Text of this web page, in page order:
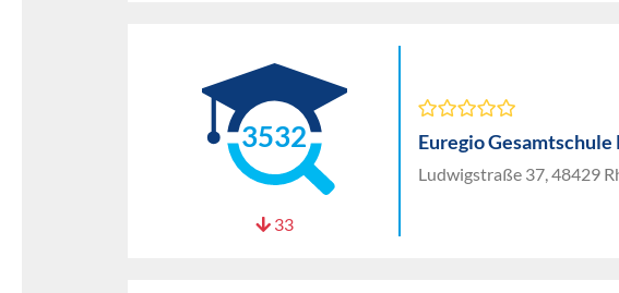
3532
33
Euregio Gesamtschule
Ludwigstraße 37, 48429